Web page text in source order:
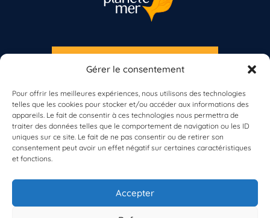
Gérer le consentement
Pour offrir les meilleures expériences, nous utilisons des technologies
telles que les cookies pour stocker et/ou accéder aux informations des
appareils. Le fait de consentir à ces technologies nous permettra de
traiter des données telles que le comportement de navigation ou les ID
uniques sur ce site. Le fait de ne pas consentir ou de retirer son
consentement peut avoir un effet négatif sur certaines caractéristiques
et fonctions.
Accepter
À propos de BioLit
Vos données d'observation
Ressources
Résultats du programme
S'INSCRIRE À LA NEWSLETTER